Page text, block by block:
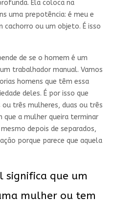
Ela coloca na
uma prepotência: é meu e
cachorro ou um objeto. É isso
de se o homem é um
trabalhador manual. Vamos
homens que têm essa
deles. É por isso que
três mulheres, duas ou três
que a mulher queira terminar
depois de separados,
porque parece que aquela
significa que um
mulher ou tem